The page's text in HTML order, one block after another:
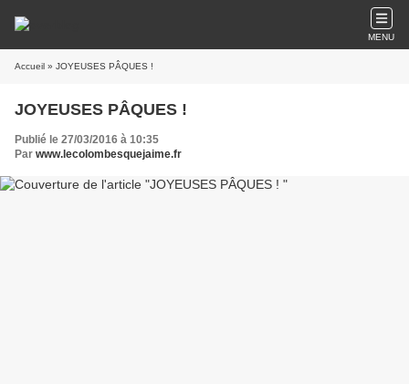
MENU
Accueil » JOYEUSES PÂQUES !
JOYEUSES PÂQUES !
Publié le 27/03/2016 à 10:35
Par www.lecolombesquejaime.fr